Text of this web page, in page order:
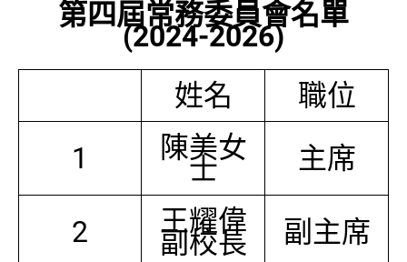
第四屆常務委員會名單
(2024-2026)
姓名
職位
1
陳美女
士 主席
2 王耀偉
副校長 副主席